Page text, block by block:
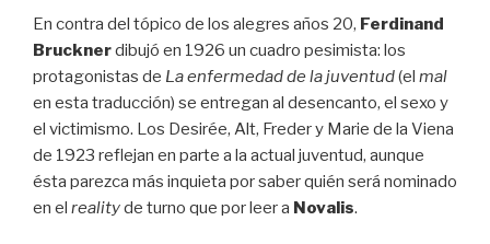
En contra del tópico de los alegres años 20, Ferdinand
Brucknerdibujó en 1926 un cuadro pesimista: los
protagonistas de La enfermedad de la juventud(el mal
en esta traducción) se entregan al desencanto, el sexo y
el victimismo. Los Desirée, Alt, Freder y Marie de la Viena
de 1923 reflejan en parte a la actual juventud, aunque
ésta parezca más inquieta por saber quién será nominado
en el realityde turno que por leer a Novalis.